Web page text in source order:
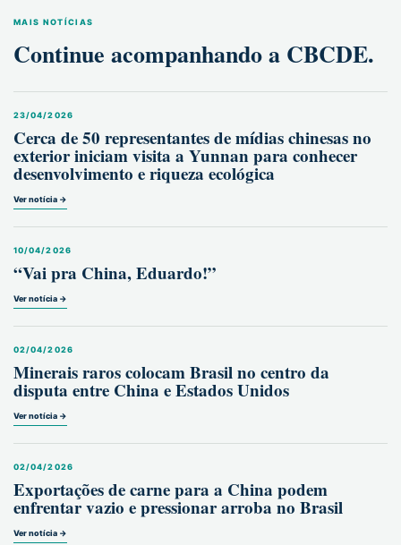
MAIS NOTÍCIAS
Continue acompanhando a CBCDE.
23/04/2026
Cerca de 50 representantes de mídias chinesas no
exterior iniciam visita a Yunnan para conhecer
desenvolvimento e riqueza ecológica
Ver notícia →
10/04/2026
“Vai pra China, Eduardo!”
Ver notícia →
02/04/2026
Minerais raros colocam Brasil no centro da
disputa entre China e Estados Unidos
Ver notícia →
02/04/2026
Exportações de carne para a China podem
enfrentar vazio e pressionar arroba no Brasil
Ver notícia →